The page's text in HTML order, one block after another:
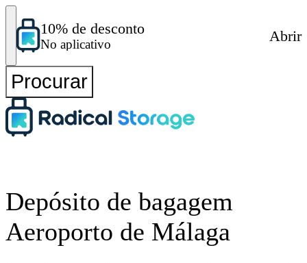
10% de desconto
No aplicativo
Abrir
Procurar
Depósito de bagagem
Aeroporto de Málaga